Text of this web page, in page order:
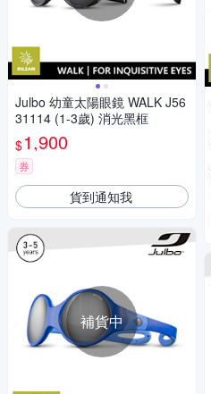
Julbo 幼童太陽眼鏡 WALK J56
31114 (1-3歲) 消光黑框
$1,900
券
貨到通知我
補貨中